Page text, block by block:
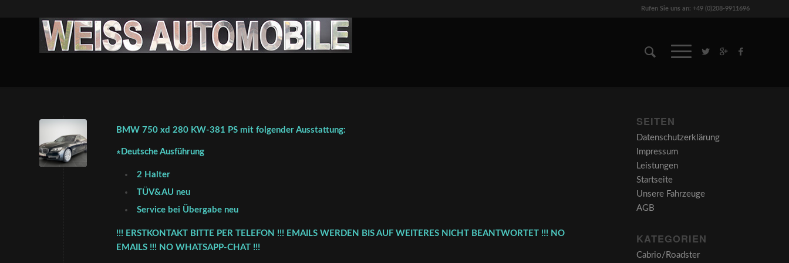
Rufen Sie uns an: +49 (0)208-9911696
BMW 750 xd 280 KW-381 PS mit folgender Ausstattung:
∗Deutsche Ausführung
2 Halter
TÜV&AU neu
Service bei Übergabe neu
!!! ERSTKONTAKT BITTE PER TELEFON !!! EMAILS WERDEN BIS AUF WEITERES NICHT BEANTWORTET !!! NO
EMAILS !!! NO WHATSAPP-CHAT !!!
SEITEN
Datenschutzerklärung
Impressum
Leistungen
Startseite
Unsere Fahrzeuge
AGB
KATEGORIEN
Cabrio/Roadster